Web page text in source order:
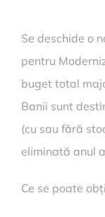
Se deschide o
pentru
buget total
Banii sunt
(cu sau fără
eliminată anul
Ce se poate